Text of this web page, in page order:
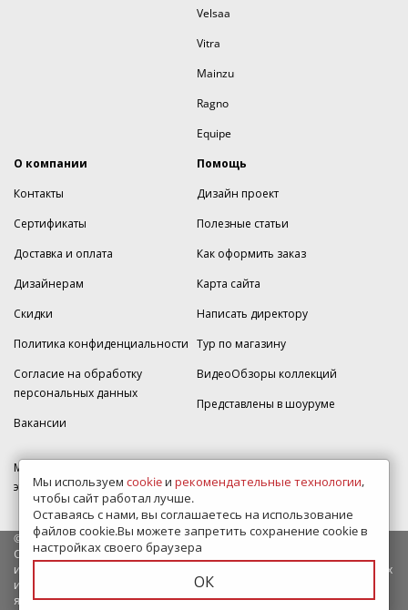
Velsaa
Vitra
Mainzu
Ragno
Equipe
О компании
Контакты
Сертификаты
Доставка и оплата
Дизайнерам
Скидки
Политика конфиденциальности
Согласие на обработку
персональных данных
Вакансии
Помощь
Дизайн проект
Полезные статьи
Как оформить заказ
Карта сайта
Написать директору
Тур по магазину
ВидеоОбзоры коллекций
Представлены в шоуруме
МКАД 2км внешняя сторона, д. 2, ТРЦ "Шоколад" (РИО) Реутов, -1
этаж, магазин Плитка-SDVK.
© 2009—2026 г. Все права защищены
Обращаем Ваше внимание на то, что данный интернет-сайт носит
исключительно информационный характер и ни при каких условиях
информационные материалы и цены, размещенные на сайте, не
являются публичной офертой, определяемой положениями Статьи
Мы используем cookieи рекомендательные технологии,
чтобы сайт работал лучше.
Оставаясь с нами, вы соглашаетесь на использование
файлов cookie.Вы можете запретить сохранение cookie в
настройках своего браузера
ОК